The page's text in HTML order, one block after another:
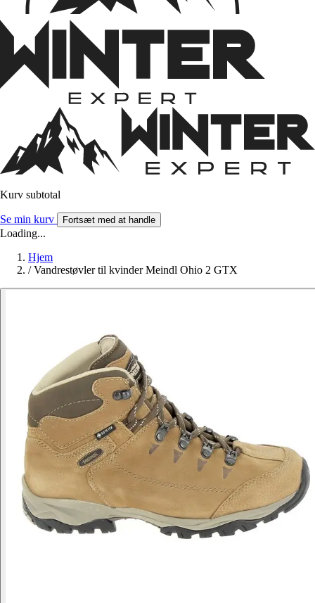
Kurv subtotal
Se min kurv Fortsæt med at handle
Loading...
Hjem
/ Vandrestøvler til kvinder Meindl Ohio 2 GTX